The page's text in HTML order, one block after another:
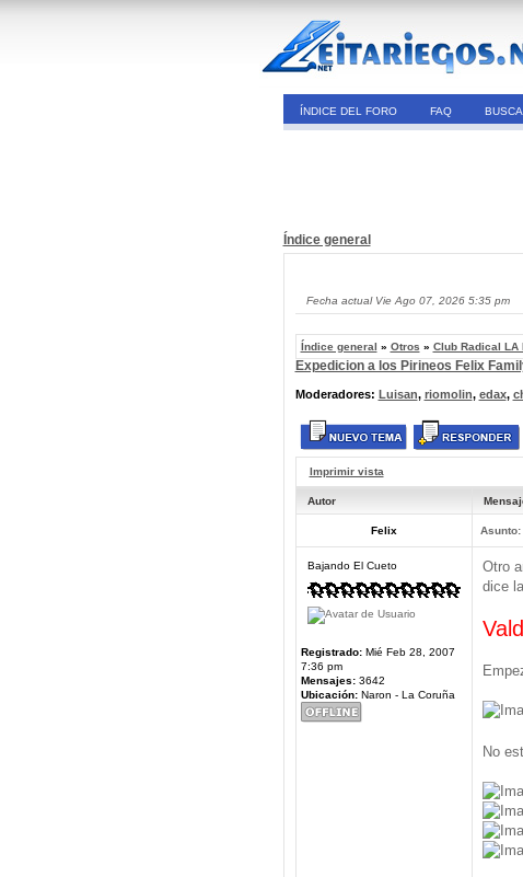
ÍNDICE DEL FORO FAQ
Índice general
Fecha actual Vie Ago 07, 2026 5:35 pm
Índice general » Otros » Club Radical LA
Expedicion a los Pirineos Felix
Moderadores: Luisan, riomolin, edax,
Imprimir vista
Autor
Felix Asunto:
Bajando El Cueto
Registrado:Mié Feb 28, 2007
7:36 pm
Mensajes:3642
Ubicación:Naron - La Coruña
Otro
dice
No